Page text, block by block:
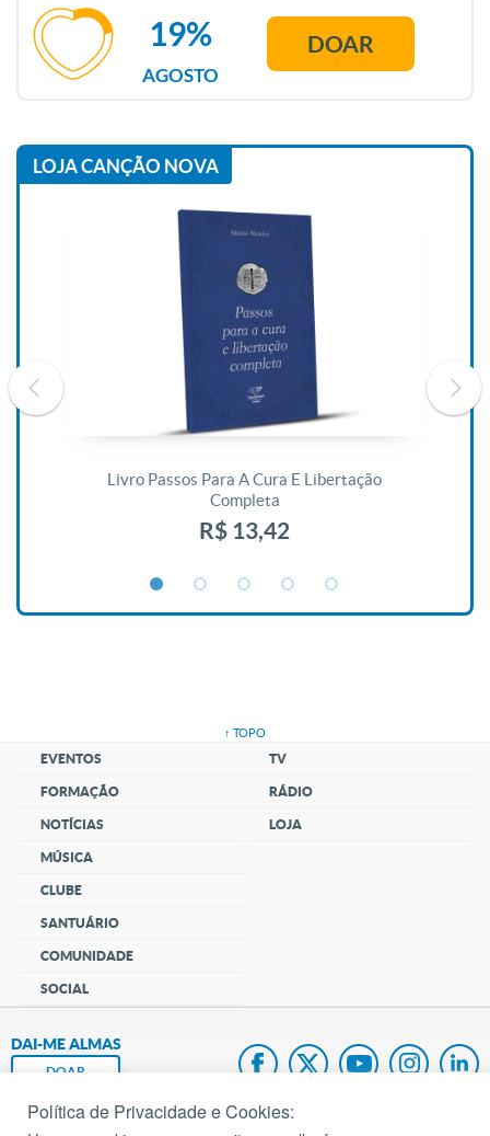
AGOSTO
19% DOAR
LOJA CANÇÃO NOVA
Livro Passos Para A Cura E Libertação
Completa
R$ 13,42
↑ TOPO
EVENTOS
FORMAÇÃO
NOTÍCIAS
MÚSICA
CLUBE
SANTUÁRIO
COMUNIDADE
SOCIAL
TV
RÁDIO
LOJA
DAI-ME ALMAS
DOAR
Fundação João Paulo II
Política de Privacidade e Cookies: